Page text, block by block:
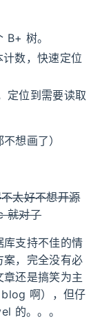
B+ 树。
数，快速定位
定位到需要读取
想画了）
太好不想开源
就对了
库支持不佳的情
案，完全没有必
还是搞笑为主
啊），但仔
的。。。